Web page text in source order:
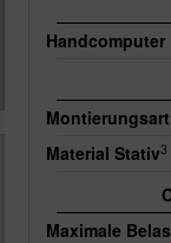
Handcomputer
Montierungsart
Material Stativ3
Maximale